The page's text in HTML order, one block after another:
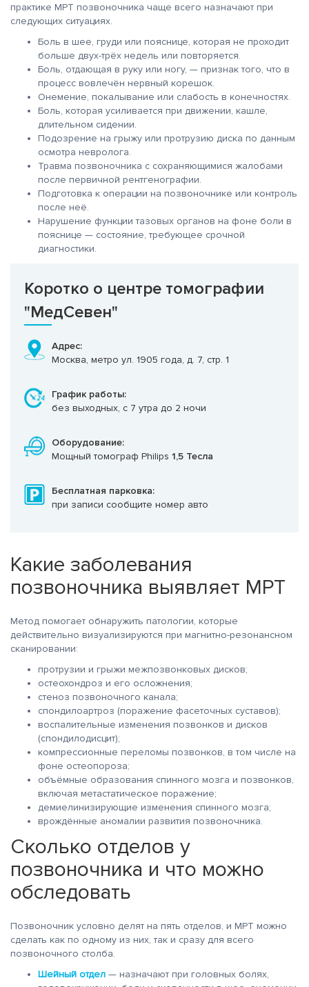
практике МРТ позвоночника чаще всего назначают при
следующих ситуациях.
Боль в шее, груди или пояснице, которая не проходит
больше двух-трёх недель или повторяется.
Боль, отдающая в руку или ногу, — признак того, что в
процесс вовлечён нервный корешок.
Онемение, покалывание или слабость в конечностях.
Боль, которая усиливается при движении, кашле,
длительном сидении.
Подозрение на грыжу или протрузию диска по данным
осмотра невролога.
Травма позвоночника с сохраняющимися жалобами
после первичной рентгенографии.
Подготовка к операции на позвоночнике или контроль
после неё.
Нарушение функции тазовых органов на фоне боли в
пояснице — состояние, требующее срочной
диагностики.
Коротко о центре томографии
"МедСевен"
Адрес:
Москва, метро ул. 1905 года, д. 7, стр. 1
График работы:
без выходных, с 7 утра до 2 ночи
Оборудование:
Мощный томограф Philips 1,5 Тесла
Бесплатная парковка:
при записи сообщите номер авто
Какие заболевания
позвоночника выявляет МРТ
Метод помогает обнаружить патологии, которые
действительно визуализируются при магнитно-резонансном
сканировании:
протрузии и грыжи межпозвонковых дисков;
остеохондроз и его осложнения;
стеноз позвоночного канала;
спондилоартроз (поражение фасеточных суставов);
воспалительные изменения позвонков и дисков
(спондилодисцит);
компрессионные переломы позвонков, в том числе на
фоне остеопороза;
объёмные образования спинного мозга и позвонков,
включая метастатическое поражение;
демиелинизирующие изменения спинного мозга;
врождённые аномалии развития позвоночника.
Сколько отделов у
позвоночника и что можно
обследовать
Позвоночник условно делят на пять отделов, и МРТ можно
сделать как по одному из них, так и сразу для всего
позвоночного столба.
Шейный отдел — назначают при головных болях,